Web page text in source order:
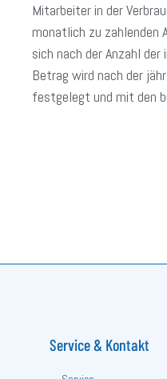
Mitarbeiter in der
monatlich zu zahlenden
sich nach der Anzahl
Betrag wird nach der
festgelegt und mit den
Service & Kontakt